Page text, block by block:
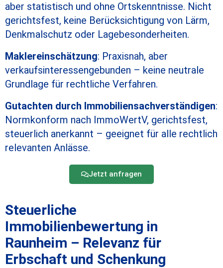
aber statistisch und ohne Ortskenntnisse. Nicht
gerichtsfest, keine Berücksichtigung von Lärm,
Denkmalschutz oder Lagebesonderheiten.
Maklereinschätzung: Praxisnah, aber
verkaufsinteressengebunden – keine neutrale
Grundlage für rechtliche Verfahren.
Gutachten durch Immobiliensachverständigen:
Normkonform nach ImmoWertV, gerichtsfest,
steuerlich anerkannt – geeignet für alle rechtlich
relevanten Anlässe.
Jetzt anfragen
Steuerliche
Immobilienbewertung in
Raunheim – Relevanz für
Erbschaft und Schenkung